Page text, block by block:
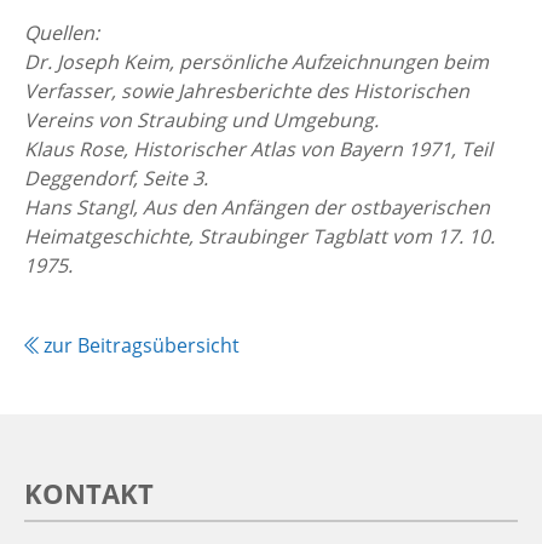
Quellen:
Dr. Joseph Keim, persönliche Aufzeichnungen beim
Verfasser, sowie Jahresberichte des Historischen
Vereins von Straubing und Umgebung.
Klaus Rose, Historischer Atlas von Bayern 1971, Teil
Deggendorf, Seite 3.
Hans Stangl, Aus den Anfängen der ostbayerischen
Heimatgeschichte, Straubinger Tagblatt vom 17. 10.
1975.
zur Beitragsübersicht
KONTAKT